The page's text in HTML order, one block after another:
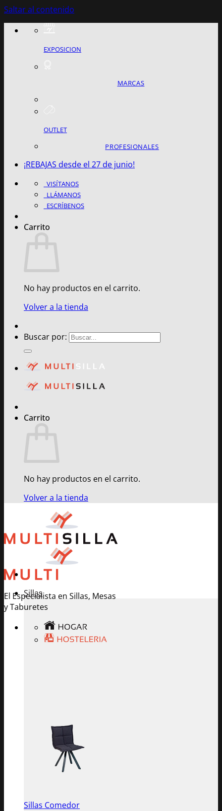
Saltar al contenido
EXPOSICION
MARCAS
OUTLET
PROFESIONALES
¡REBAJAS desde el 27 de junio!
VISÍTANOS
LLÁMANOS
ESCRÍBENOS
Carrito
No hay productos en el carrito.
Volver a la tienda
Buscar por:
Carrito
No hay productos en el carrito.
Volver a la tienda
El Especialista en Sillas, Mesas
y Taburetes
Sillas
Sillas Comedor